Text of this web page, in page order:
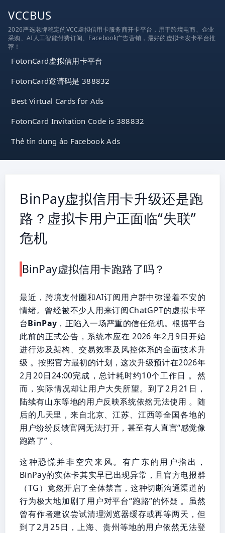
VCCBUS
2026严选老牌稳定的VCC虚拟信用卡服务商开卡平台，用于跨境电商、企业
采购、AI人工智能付费订阅、Facebook广告营销，最好的虚拟卡发卡平台推
荐！
FotonCard虚拟信用卡平台
FotonCard邀请码是 388832
Best Virtual Cards for Ads
FotonCard Invitation Code is 388832
Thẻ tín dụng ảo Facebook Ads
BinPay虚拟信用卡升级还是跑
路？虚拟卡用户正面临“失联”
危机
BinPay虚拟信用卡跑路了吗？
最近，跨境支付圈和AI订阅用户群中弥漫着不安的
情绪。曾经被不少人用来订阅ChatGPT的虚拟卡平
台BinPay ，正陷入一场严重的信任危机。根据平台
此前的正式公告，系统本应在 2026 年2月9日开始
进行涉及架构、交易效率及风控体系的全面技术升
级 。按照官方最初的计划，这次升级预计在2026年
2月20日24:00完成，总计耗时约10个工作日 。然
而，实际情况却让用户大失所望。到了2月21日，
陆续有山东等地的用户反映系统依然无法使用 。随
后的几天里，来自北京、江苏、江西等全国各地的
用户纷纷反馈官网无法打开，甚至有人直言“感觉像
跑路了” 。
这种恐慌并非空穴来风。有广东的用户指出，
BinPay的实体卡其实早已出现异常，且官方电报群
（TG）竟然开启了全体禁言，这种切断沟通渠道的
行为极大地加剧了用户对平台“跑路”的怀疑 。虽然
曾有作者建议尝试清理浏览器缓存或再等两天，但
到了2月25日，上海、贵州等地的用户依然无法登